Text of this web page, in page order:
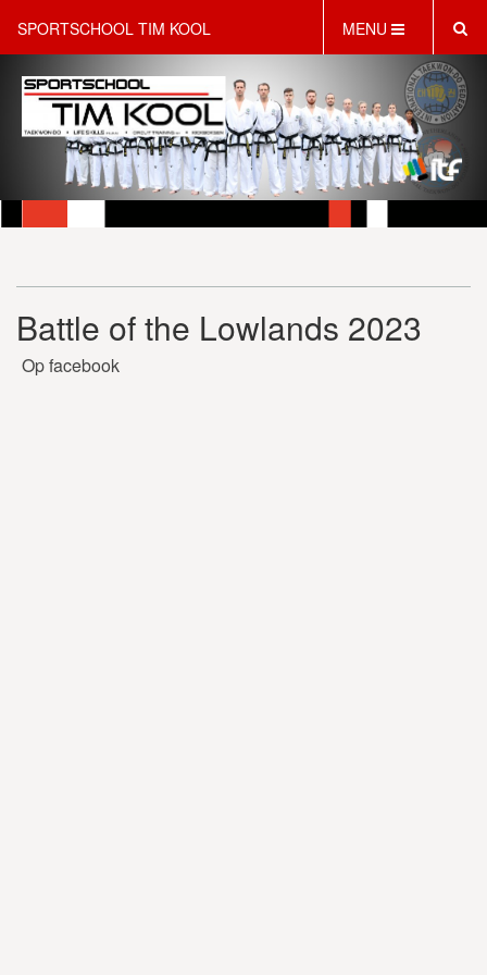
SPORTSCHOOL TIM KOOL MENU
HOME
INFORMATIE
LESAANBOD
ROOSTER
KINDERFEESTJES
WEBSHOP
SCHRIJF JE NU IN!
CONTACT
Battle of the Lowlands 2023
Op facebook